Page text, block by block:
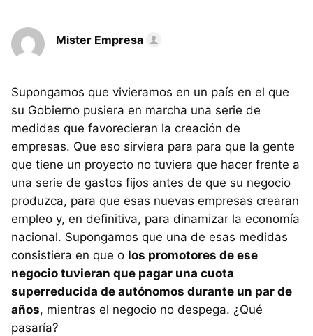
Mister Empresa
Supongamos que vivieramos en un país en el que
su Gobierno pusiera en marcha una serie de
medidas que favorecieran la creación de
empresas. Que eso sirviera para para que la gente
que tiene un proyecto no tuviera que hacer frente a
una serie de gastos fijos antes de que su negocio
produzca, para que esas nuevas empresas crearan
empleo y, en definitiva, para dinamizar la economía
nacional. Supongamos que una de esas medidas
consistiera en que o los promotores de ese
negocio tuvieran que pagar una cuota
superreducida de autónomos durante un par de
años, mientras el negocio no despega. ¿Qué
pasaría?